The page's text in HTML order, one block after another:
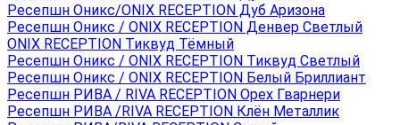
Ресепшн Оникс/ONIX RECEPTION Дуб Аризона
Ресепшн Оникс / ONIX RECEPTION Денвер Светлый
ONIX RECEPTION Тиквуд Тёмный
Ресепшн Оникс / ONIX RECEPTION Тиквуд Светлый
Ресепшн Оникс / ONIX RECEPTION Белый Бриллиант
Ресепшн РИВА / RIVA RECEPTION Орех Гварнери
Ресепшн РИВА /RIVA RECEPTION Клён Металлик